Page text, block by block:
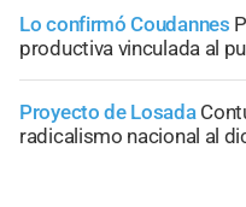
Lo confirmó Coudannes
productiva vinculada al
Proyecto de Losada
radicalismo nacional al